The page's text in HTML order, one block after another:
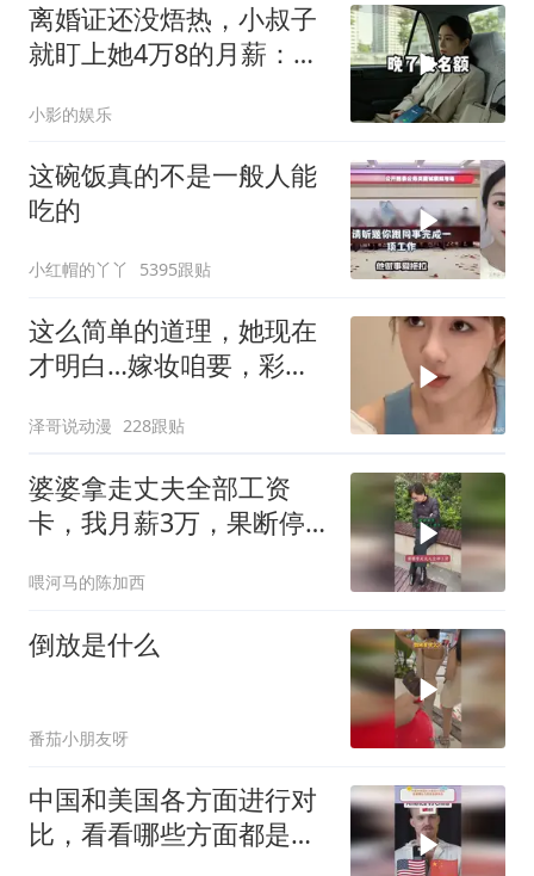
离婚证还没焐热，小叔子
就盯上她4万8的月薪：转
小影的娱乐
这碗饭真的不是一般人能
吃的
小红帽的丫丫 5395跟贴
这么简单的道理，她现在
才明白…嫁妆咱要，彩礼
泽哥说动漫 228跟贴
婆婆拿走丈夫全部工资
卡，我月薪3万，果断停
喂河马的陈加西
倒放是什么
番茄小朋友呀
中国和美国各方面进行对
比，看看哪些方面都是谁